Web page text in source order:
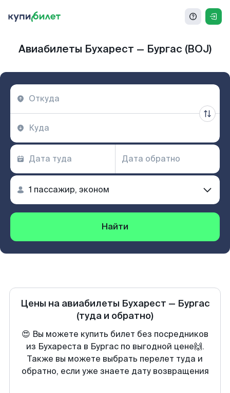
Авиабилеты Бухарест — Бургас (BOJ)
Найти
Цены на авиабилеты Бухарест — Бургас
(туда и обратно)
😍 Вы можете купить билет без посредников
из Бухареста в Бургас по выгодной цене🙌.
Также вы можете выбрать перелет туда и
обратно, если уже знаете дату возвращения